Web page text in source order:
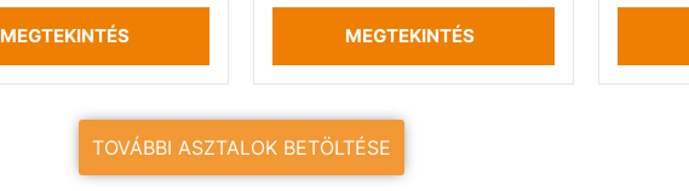
MEGTEKINTÉS MEGTEKINTÉS
TOVÁBBI ASZTALOK BETÖLTÉSE